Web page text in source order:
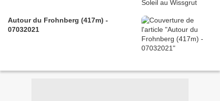
Autour du Frohnberg (417m) -
07032021